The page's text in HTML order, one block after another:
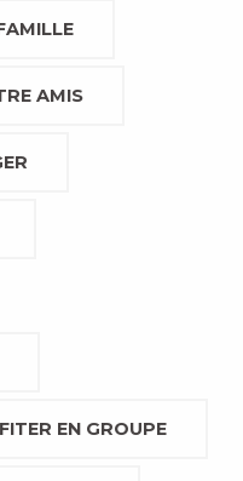
AMIS
EN GROUPE